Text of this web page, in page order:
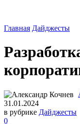
Главная Дайджесты
31.01.2024
в рубрике Дайджесты
0